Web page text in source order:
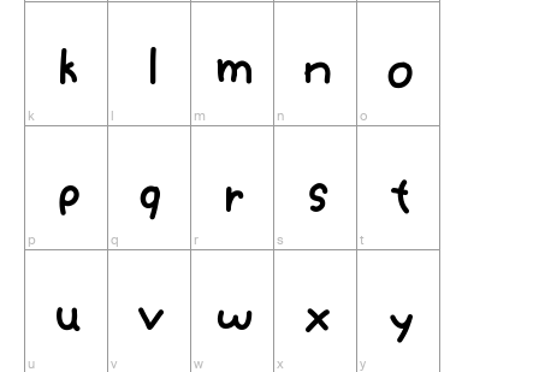
k
l m n o
p q r s t
u v w x y